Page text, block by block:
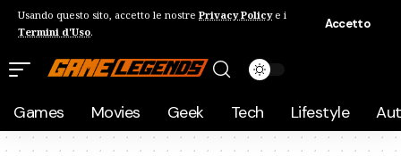
Usando questo sito, accetto le nostre Privacy Policye i
Termini d'Uso.
Accetto
Games Movies Geek Tech Lifestyle